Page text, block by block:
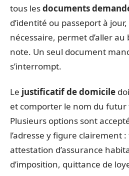
tous lesdocuments
d’identité ou passeport à
nécessaire, permet d’aller
note. Un seul document
s’interrompt.
Le justificatif de domicile
et comporter le nom du
Plusieurs options sont
l’adresse y figure clairement
attestation d’assurance
d’imposition, quittance de